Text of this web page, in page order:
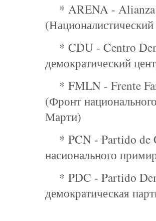
* ARENA - Alianza
* CDU - Centro
демократический
* FMLN - Frente
(Фронт
Марти)
* PCN - Partido
насионального
* PDC - Partido
демократическая